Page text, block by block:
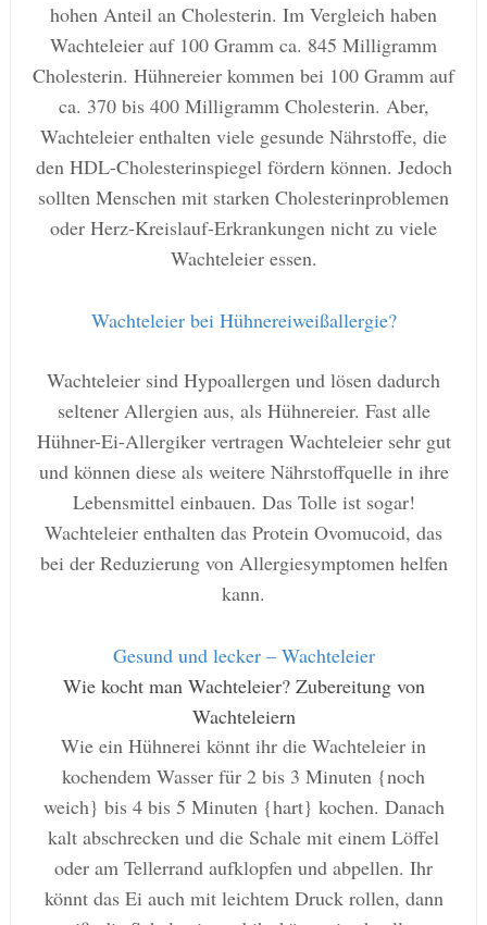
hohen Anteil an Cholesterin. Im Vergleich haben
Wachteleier auf 100 Gramm ca. 845 Milligramm
Cholesterin. Hühnereier kommen bei 100 Gramm auf
ca. 370 bis 400 Milligramm Cholesterin. Aber,
Wachteleier enthalten viele gesunde Nährstoffe, die
den HDL-Cholesterinspiegel fördern können. Jedoch
sollten Menschen mit starken Cholesterinproblemen
oder Herz-Kreislauf-Erkrankungen nicht zu viele
Wachteleier essen.
Wachteleier bei Hühnereiweißallergie?
Wachteleier sind Hypoallergen und lösen dadurch
seltener Allergien aus, als Hühnereier. Fast alle
Hühner-Ei-Allergiker vertragen Wachteleier sehr gut
und können diese als weitere Nährstoffquelle in ihre
Lebensmittel einbauen. Das Tolle ist sogar!
Wachteleier enthalten das Protein Ovomucoid, das
bei der Reduzierung von Allergiesymptomen helfen
kann.
Gesund und lecker – Wachteleier
Wie kocht man Wachteleier? Zubereitung von
Wachteleiern
Wie ein Hühnerei könnt ihr die Wachteleier in
kochendem Wasser für 2 bis 3 Minuten {noch
weich} bis 4 bis 5 Minuten {hart} kochen. Danach
kalt abschrecken und die Schale mit einem Löffel
oder am Tellerrand aufklopfen und abpellen. Ihr
könnt das Ei auch mit leichtem Druck rollen, dann